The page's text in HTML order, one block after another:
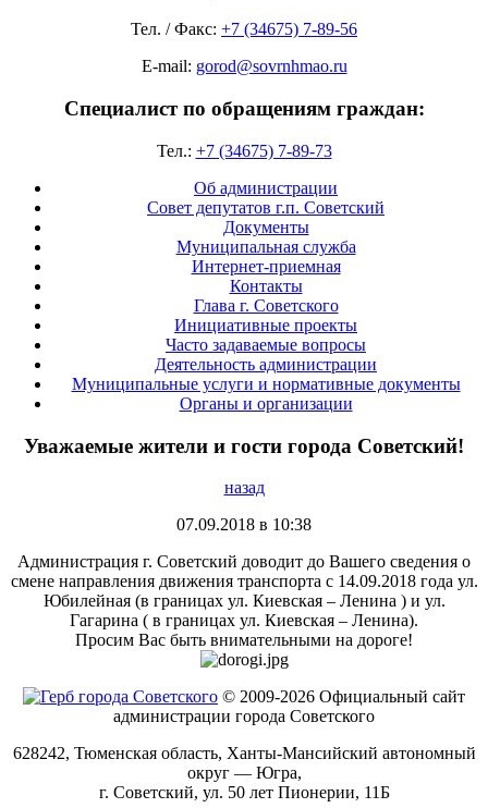
Тел. / Факс: +7 (34675) 7-89-56
E-mail: gorod@sovrnhmao.ru
Специалист по обращениям граждан:
Тел.: +7 (34675) 7-89-73
Об администрации
Совет депутатов г.п. Советский
Документы
Муниципальная служба
Интернет-приемная
Контакты
Глава г. Советского
Инициативные проекты
Часто задаваемые вопросы
Деятельность администрации
Муниципальные услуги и нормативные документы
Органы и организации
Уважаемые жители и гости города Советский!
назад
07.09.2018 в 10:38
Администрация г. Советский доводит до Вашего сведения о
смене направления движения транспорта с 14.09.2018 года ул.
Юбилейная (в границах ул. Киевская – Ленина ) и ул.
Гагарина ( в границах ул. Киевская – Ленина).
Просим Вас быть внимательными на дороге!
© 2009-2026 Официальный сайт
администрации города Советского
628242, Тюменская область, Ханты-Мансийский автономный
округ — Югра,
г. Советский, ул. 50 лет Пионерии, 11Б